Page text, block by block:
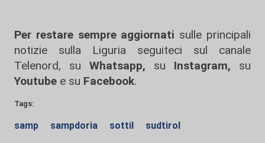
Per restare sempre aggiornati sulle principali
notizie sulla Liguria seguiteci sul canale
Telenord, su
Whatsapp, su Instagram, su
Youtube e su Facebook.
Tags:
samp sampdoria sottil sudtirol